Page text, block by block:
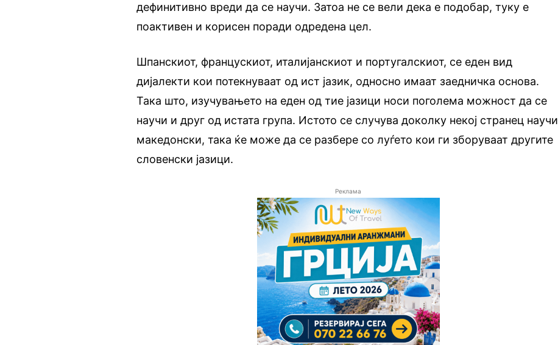
дефинитивно вреди да се научи. Затоа не се вели дека е подобар, туку е
поактивен и корисен поради одредена цел.
Шпанскиот, францускиот, италијанскиот и португалскиот, се еден вид
дијалекти кои потекнуваат од ист јазик, односно имаат заедничка основа.
Така што, изучувањето на еден од тие јазици носи поголема можност да се
научи и друг од истата група. Истото се случува доколку некој странец научи
македонски, така ќе може да се разбере со луѓето кои ги зборуваат другите
словенски јазици.
Реклама